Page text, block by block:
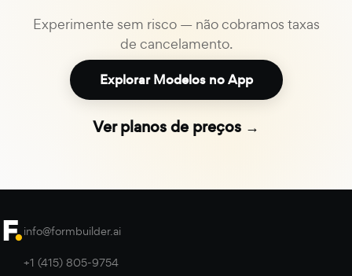
Experimente sem risco — não cobramos taxas
de cancelamento.
Explorar Modelos no App
Ver planos de preços →
info@formbuilder.ai
+1 (415) 805-9754